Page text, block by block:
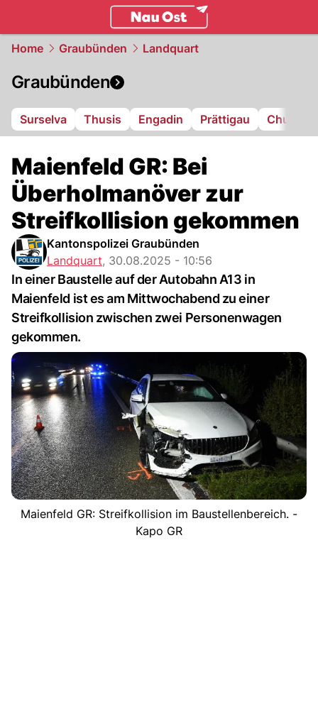
Home Graubünden Landquart
Graubünden
Surselva Thusis Engadin Prättigau Chur
Maienfeld GR: Bei
Überholmanöver zur
Streifkollision gekommen
Kantonspolizei Graubünden
Landquart, 30.08.2025 - 10:56
In einer Baustelle auf der Autobahn A13 in
Maienfeld ist es am Mittwochabend zu einer
Streifkollision zwischen zwei Personenwagen
gekommen.
Maienfeld GR: Streifkollision im Baustellenbereich. -
Kapo GR